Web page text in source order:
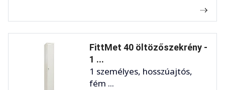
FittMet 40 öltözőszekrény -
1 ...
1 személyes, hosszúajtós,
fém ...